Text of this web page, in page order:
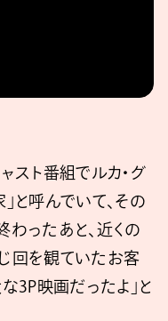
スト番組でルカ・グ
と呼んでいて、その
わったあと、近くの
回を観ていたお客
3P映画だったよ」と